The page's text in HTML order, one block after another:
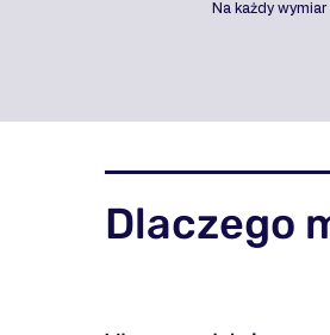
Na każdy wymiar
Dlaczego